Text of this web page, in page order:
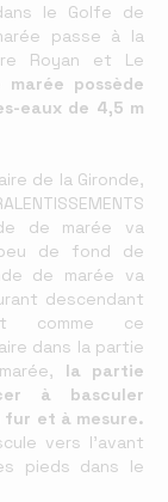
le Golfe de
passe à la
Royan et Le
marée possède
eaux de 4,5 m
de la Gironde,
de marée va
de fond de
de marée va
descendant
comme ce
dans la partie
la partie
à basculer
et à mesure.
vers l’avant
pieds dans le